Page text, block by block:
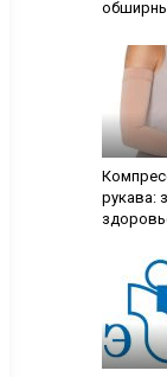
рукава: